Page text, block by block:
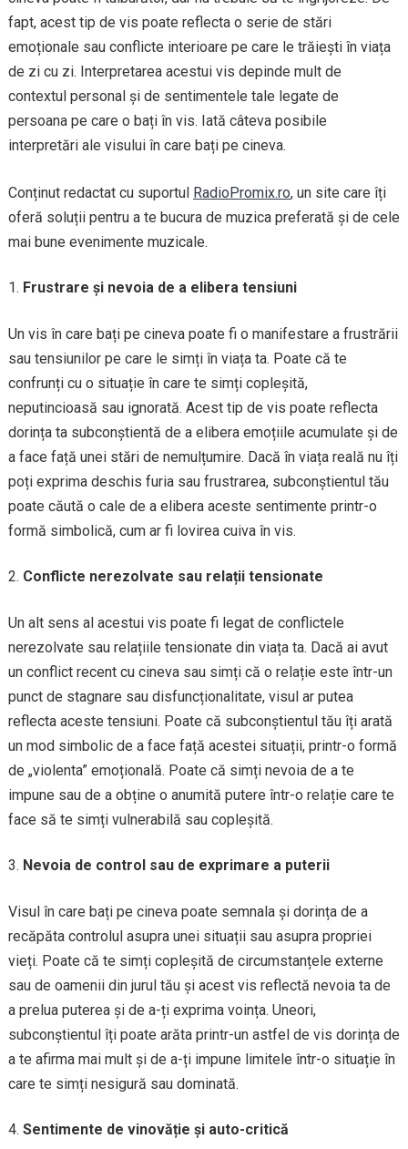
fapt, acest tip de vis poate reflecta o serie de stări
emoționale sau conflicte interioare pe care le trăiești în viața
de zi cu zi. Interpretarea acestui vis depinde mult de
contextul personal și de sentimentele tale legate de
persoana pe care o bați în vis. Iată câteva posibile
interpretări ale visului în care bați pe cineva.
Conținut redactat cu suportul RadioPromix.ro, un site care îți
oferă soluții pentru a te bucura de muzica preferată și de cele
mai bune evenimente muzicale.
Frustrare și nevoia de a elibera tensiuni
Un vis în care bați pe cineva poate fi o manifestare a frustrării
sau tensiunilor pe care le simți în viața ta. Poate că te
confrunți cu o situație în care te simți copleșită,
neputincioasă sau ignorată. Acest tip de vis poate reflecta
dorința ta subconștientă de a elibera emoțiile acumulate și de
a face față unei stări de nemulțumire. Dacă în viața reală nu îți
poți exprima deschis furia sau frustrarea, subconștientul tău
poate căută o cale de a elibera aceste sentimente printr-o
formă simbolică, cum ar fi lovirea cuiva în vis.
Conflicte nerezolvate sau relații tensionate
Un alt sens al acestui vis poate fi legat de conflictele
nerezolvate sau relațiile tensionate din viața ta. Dacă ai avut
un conflict recent cu cineva sau simți că o relație este într-un
punct de stagnare sau disfuncționalitate, visul ar putea
reflecta aceste tensiuni. Poate că subconștientul tău îți arată
un mod simbolic de a face față acestei situații, printr-o formă
de „violenta” emoțională. Poate că simți nevoia de a te
impune sau de a obține o anumită putere într-o relație care te
face să te simți vulnerabilă sau copleșită.
Nevoia de control sau de exprimare a puterii
Visul în care bați pe cineva poate semnala și dorința de a
recăpăta controlul asupra unei situații sau asupra propriei
vieți. Poate că te simți copleșită de circumstanțele externe
sau de oamenii din jurul tău și acest vis reflectă nevoia ta de
a prelua puterea și de a-ți exprima voința. Uneori,
subconștientul îți poate arăta printr-un astfel de vis dorința de
a te afirma mai mult și de a-ți impune limitele într-o situație în
care te simți nesigură sau dominată.
Sentimente de vinovăție și auto-critică